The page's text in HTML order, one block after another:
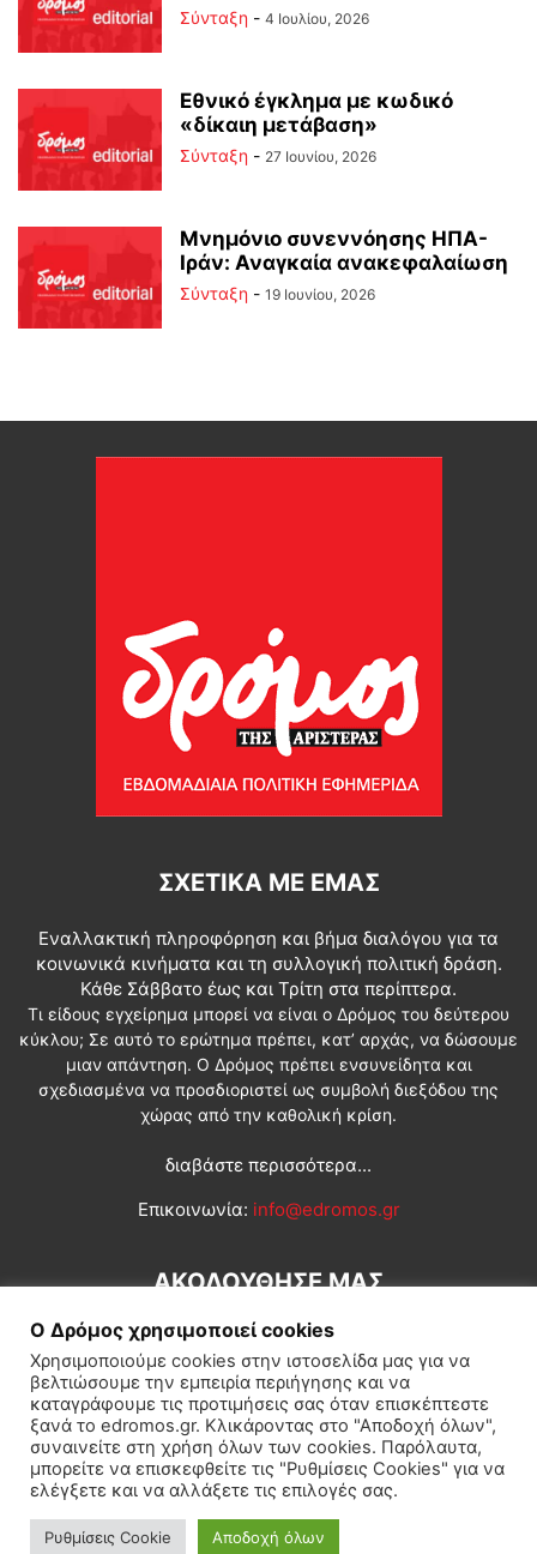
Σύνταξη - 4 Ιουλίου, 2026
Εθνικό έγκλημα με κωδικό
«δίκαιη μετάβαση»
Σύνταξη - 27 Ιουνίου, 2026
Μνημόνιο συνεννόησης ΗΠΑ-
Ιράν: Αναγκαία ανακεφαλαίωση
Σύνταξη - 19 Ιουνίου, 2026
ΣΧΕΤΙΚΆ ΜΕ ΕΜΆΣ
Εναλλακτική πληροφόρηση και βήμα διαλόγου για τα
κοινωνικά κινήματα και τη συλλογική πολιτική δράση.
Κάθε Σάββατο έως και Τρίτη στα περίπτερα.
Τι είδους εγχείρημα μπορεί να είναι ο Δρόμος του δεύτερου
κύκλου; Σε αυτό το ερώτημα πρέπει, κατ’ αρχάς, να δώσουμε
μιαν απάντηση. Ο Δρόμος πρέπει ενσυνείδητα και
σχεδιασμένα να προσδιοριστεί ως συμβολή διεξόδου της
χώρας από την καθολική κρίση.
διαβάστε περισσότερα...
Επικοινωνία: info@edromos.gr
ΑΚΟΛΟΥΘΗΣΕ ΜΑΣ
Εγγραφή συνδρομητή Πολιτική Διεθνή Κοινωνία
Πολιτισμός Αφιερώματα
Ο Δρόμος χρησιμοποιεί cookies
Χρησιμοποιούμε cookies στην ιστοσελίδα μας για να
βελτιώσουμε την εμπειρία περιήγησης και να
καταγράφουμε τις προτιμήσεις σας όταν επισκέπτεστε
ξανά το edromos.gr. Κλικάροντας στο "Αποδοχή όλων",
συναινείτε στη χρήση όλων των cookies. Παρόλαυτα,
μπορείτε να επισκεφθείτε τις "Ρυθμίσεις Cookies" για να
ελέγξετε και να αλλάξετε τις επιλογές σας.
Ρυθμίσεις Cookie Αποδοχή όλων